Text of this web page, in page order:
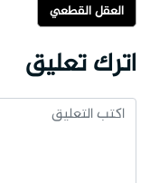
العقل القطعي
اترك تعليق